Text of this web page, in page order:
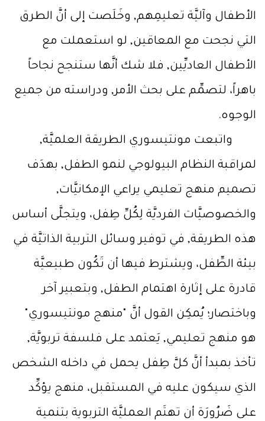
الأطفال وآليَّة تعليمِهم, وخَلَصت إلى أنَّ الطرق
التي نجحت مع المعاقين, لو استعملت مع
الأطفال العاديِّين, فلا شك أنَّها ستنجح نجاحاً
باهراً، لتصمِّم على بحث الأمر, ودراسته من جميع
الوجوه.
واتبعت مونتيسوري الطريقة العلميَّة,
لمراقبة النظام البيولوجي لنمو الطفل, بهدَف
تصميم منهج تعليمي يراعي الإمكانيَّات,
والخصوصيَّات الفرديَّة لِكُلِّ طِفل، ويتجلَّى أساس
هذه الطريقة, في توفير وسائل التربية الذاتيَّة في
بيئة الطِّفل، ويشترط فيها أن تَكُون طبيعيَّة
قادرة على إثارة اهتمام الطفل, وبتعبير آخر
وباختصار؛ يُمكِن القول أنَّ "منهج مونتيسوري"
هو منهج تعليمي, يَعتمد على فلسفة تربويَّة,
تأخذ بمبدأ أنَّ كلَّ طِفل يحمل في داخله الشخص
الذي سيكون عليه في المستقبل، منهج يؤكِّد
على ضَرُورَة أن تهتَم العمليَّة التربوية بتنمية